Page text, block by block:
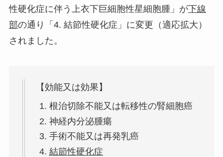
性硬化症に伴う上衣下巨細胞性星細胞腫」が下線
部の通り「4. 結節性硬化症」に変更（適応拡大）
されました。
【効能又は効果】
根治切除不能又は転移性の腎細胞癌
神経内分泌腫瘍
手術不能又は再発乳癌
結節性硬化症